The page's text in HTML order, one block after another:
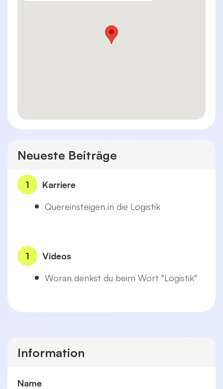
Neueste Beiträge
1
Karriere
Quereinsteigen in die Logistik
1
Videos
Woran denkst du beim Wort "Logistik"
Information
Name